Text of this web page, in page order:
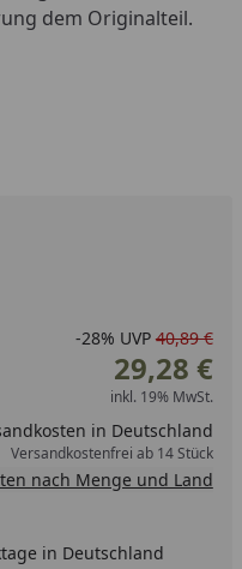
dem Originalteil.
eingeben
um eins erhöhen
-28% UVP 40,89 €
29,28 €
inkl. 19% MwSt.
in Deutschland
Versandkostenfrei ab 14 Stück
nach Menge und Land
in Deutschland